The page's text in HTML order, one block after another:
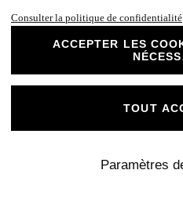
préalable.
Informations
Consulter la politique de confidentialité
ACCEPTER LES
Paramètres
TOUT